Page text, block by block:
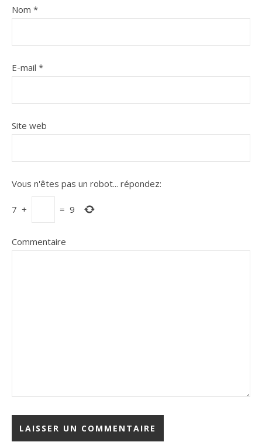
Nom *
E-mail *
Site web
Vous n'êtes pas un robot... répondez:
7 + = 9
Commentaire